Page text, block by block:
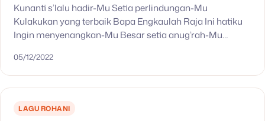
Kunanti s’lalu hadir-Mu Setia perlindungan-Mu
Kulakukan yang terbaik Bapa Engkaulah Raja Ini hatiku
Ingin menyenangkan-Mu Besar setia anug’rah-Mu
Mu Allah yang hidup Kutinggikan, kuagungkan Dalam…
05/12/2022
LAGU ROHANI